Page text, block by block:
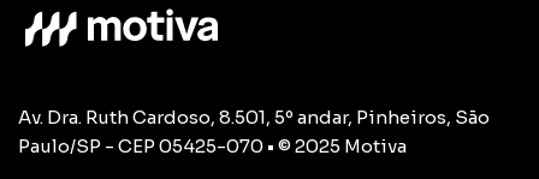
Av. Dra. Ruth Cardoso, 8.501, 5º andar, Pinheiros, São
Paulo/SP - CEP 05425-070 • © 2025 Motiva